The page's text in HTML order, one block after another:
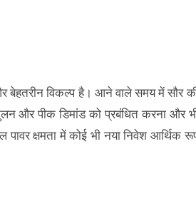
बेहतरीन विकल्प है। आने वाले समय में सौर
और पीक डिमांड को प्रबंधित करना और
क्षमता में कोई भी नया निवेश आर्थिक